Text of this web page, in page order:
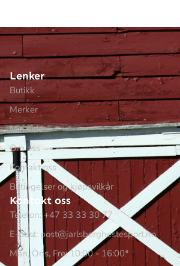
Lenker
Butikk
Merker
Min side
Om oss
Kontakt oss
Betingelser og kjøpsvilkår
Kontakt oss
Telefon: +47 33 33 30 77
E-post: post@jarlsberghestesport.no
Man, Ons, Fre: 10:00 - 16:00*